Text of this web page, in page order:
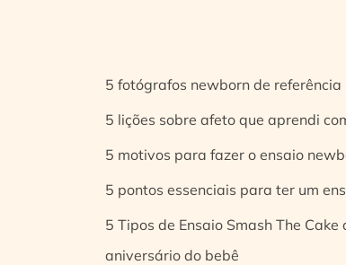
5 fotógrafos newborn de
5 lições sobre afeto que aprendi
5 motivos para fazer o ensaio
5 pontos essenciais para ter um
5 Tipos de Ensaio Smash The
aniversário do bebê